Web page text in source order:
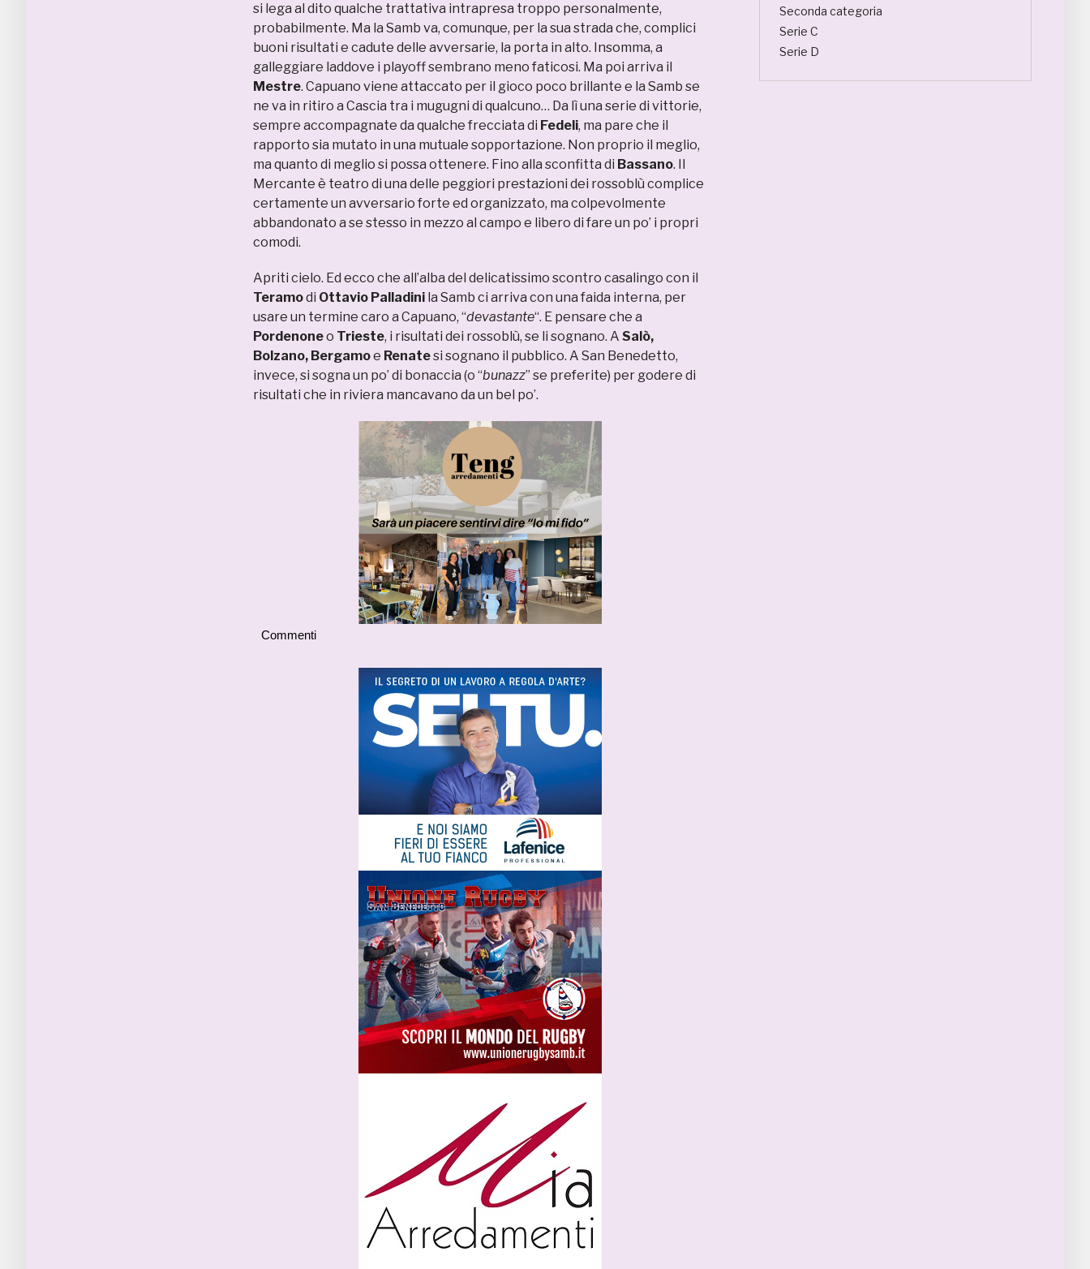
si lega al dito qualche trattativa intrapresa troppo personalmente,
probabilmente. Ma la Samb va, comunque, per la sua strada che, complici
buoni risultati e cadute delle avversarie, la porta in alto. Insomma, a
galleggiare laddove i playoff sembrano meno faticosi. Ma poi arriva il
Mestre. Capuano viene attaccato per il gioco poco brillante e la Samb se
ne va in ritiro a Cascia tra i mugugni di qualcuno… Da lì una serie di vittorie,
sempre accompagnate da qualche frecciata di Fedeli, ma pare che il
rapporto sia mutato in una mutuale sopportazione. Non proprio il meglio,
ma quanto di meglio si possa ottenere. Fino alla sconfitta di Bassano. Il
Mercante è teatro di una delle peggiori prestazioni dei rossoblù complice
certamente un avversario forte ed organizzato, ma colpevolmente
abbandonato a se stesso in mezzo al campo e libero di fare un po’ i propri
comodi.
Apriti cielo. Ed ecco che all’alba del delicatissimo scontro casalingo con il
Teramodi Ottavio Palladini la Samb ci arriva con una faida interna, per
usare un termine caro a Capuano, “devastante“. E pensare che a
Pordenoneo Trieste, i risultati dei rossoblù, se li sognano. A Salò,
Bolzano, Bergamoe Renatesi sognano il pubblico. A San Benedetto,
invece, si sogna un po’ di bonaccia (o “bunazz” se preferite) per godere di
risultati che in riviera mancavano da un bel po’.
Commenti
Seconda categoria
Serie C
Serie D